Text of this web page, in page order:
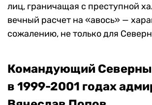
лиц, граничащая с преступной
вечный расчет на «авось» —
сожалению, не только для
Командующий
в 1999-2001 годах